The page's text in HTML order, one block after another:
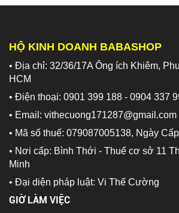
HỘ KINH DOANH BABASHOP
• Địa chỉ: 32/36/17A Ông ích Khiêm,
HCM
• Điện thoại: 0901 399 188 - 0904 337
• Email: vithecuong171287@gmail.com
• Mã số thuế: 079087005138, Ngày
• Nơi cấp: Bình Thới - Thuế cơ sở 11
Minh
• Đại diện pháp luật: Vi Thế Cường
GIỜ LÀM VIỆC